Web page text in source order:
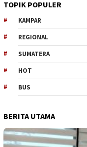
TOPIK POPULER
KAMPAR
REGIONAL
SUMATERA
HOT
BUS
BERITA UTAMA